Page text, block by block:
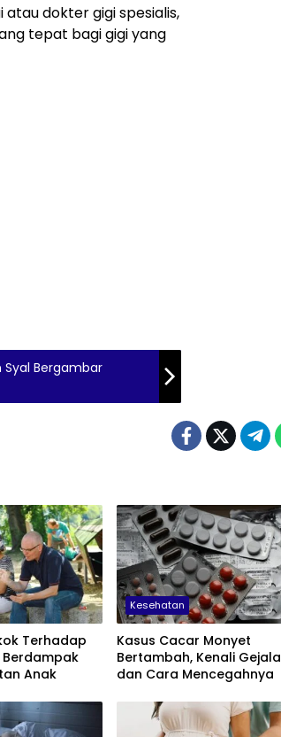
dokter gigi spesialis,
tepat bagi gigi yang
Syal Bergambar
Terhadap
Berdampak
Anak
Kesehatan
Kasus Cacar Monyet
Bertambah, Kenali Gejala
dan Cara Mencegahnya